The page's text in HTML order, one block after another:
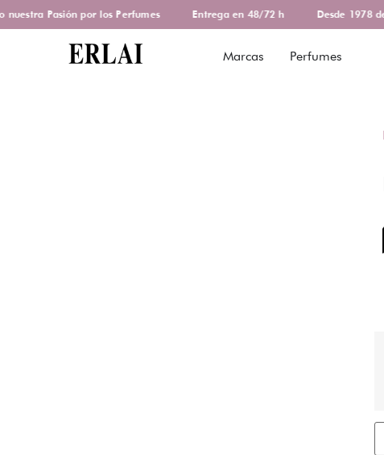
Pasión por los Perfumes Entrega en 48/72 h Desde 1978
Marcas Perfumes